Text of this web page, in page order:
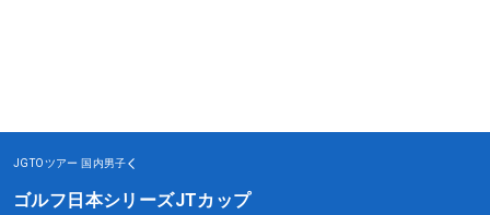
JGTOツアー 国内男子
ゴルフ日本シリーズJTカップ